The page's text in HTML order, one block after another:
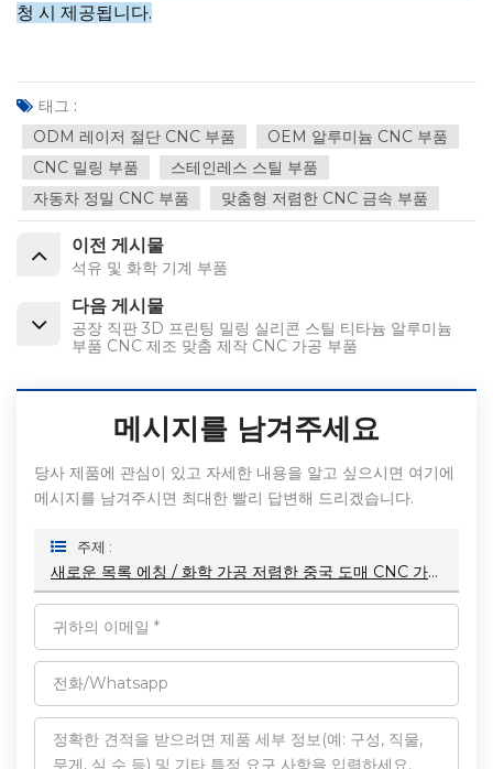
청 시 제공됩니다.
태그 :
ODM 레이저 절단 CNC 부품
OEM 알루미늄 CNC 부품
CNC 밀링 부품
스테인레스 스틸 부품
자동차 정밀 CNC 부품
맞춤형 저렴한 CNC 금속 부품
이전 게시물
석유 및 화학 기계 부품
다음 게시물
공장 직판 3D 프린팅 밀링 실리콘 스틸 티타늄 알루미늄
부품 CNC 제조 맞춤 제작 CNC 가공 부품
메시지를 남겨주세요
당사 제품에 관심이 있고 자세한 내용을 알고 싶으시면 여기에
메시지를 남겨주시면 최대한 빨리 답변해 드리겠습니다.
주제 :
새로운 목록 에칭 / 화학 가공 저렴한 중국 도매 CNC 가공 부품 알루미늄